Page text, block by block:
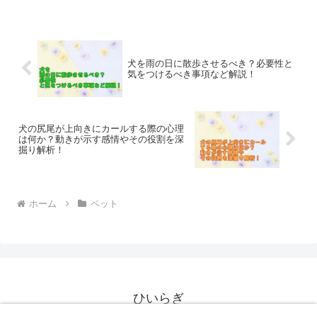
犬を雨の日に散歩させるべき？必要性と
気をつけるべき事項など解説！
犬の尻尾が上向きにカールする際の心理
は何か？動きが示す感情やその役割を深
掘り解析！
ホーム ペット
ひいらぎ